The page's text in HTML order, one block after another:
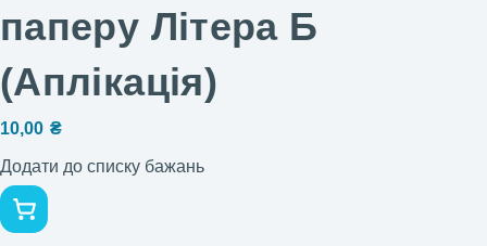
паперу Літера Б
(Аплікація)
10,00 ₴
Додати до списку бажань